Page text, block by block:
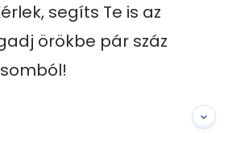
segíts Te is az
örökbe pár száz